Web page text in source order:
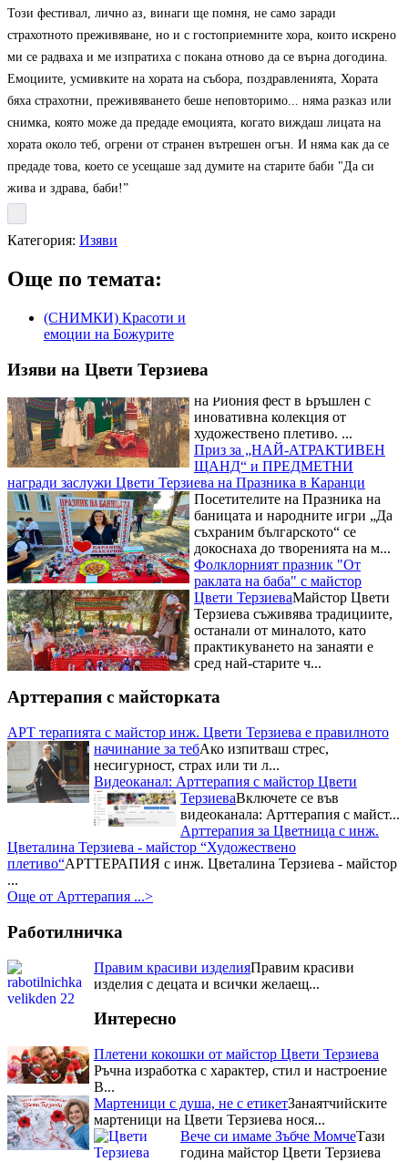
Този фестивал, лично аз, винаги ще помня, не само заради
страхотното преживяване, но и с гостоприемните хора, които искрено
ми се радваха и ме изпратиха с покана отново да се върна догодина.
Емоциите, усмивките на хората на събора, поздравленията, Хората
бяха страхотни, преживяването беше неповторимо... няма разказ или
снимка, която може да предаде емоцията, когато виждаш лицата на
хората около теб, огрени от странен вътрешен огън. И няма как да се
предаде това, което се усещаше зад думите на старите баби "Да си
жива и здрава, баби!”
Категория: Изяви
Още по темата:
(СНИМКИ) Красоти и
емоции на Божурите
Изяви на Цвети Терзиева
Магията на занаята оживя в детската работилница на майстор
Бръшлен в сцена на художественото плетиво
иновативна колекция от
Приз за „НАЙ-АТРАКТИВЕН
ЩАНД“ и ПРЕДМЕТНИ
награди заслужи Цвети Терзиева на Празника в Каранци
Посетителите на Празника на
баницата и народните игри „Да
съхраним българското“ се
докоснаха до творенията на м...
Фолклорният празник "От
раклата на баба" с майстор
Цвети ТерзиеваМайстор Цвети
Терзиева съживява традициите,
останали от миналото, като
практикуването на занаяти е
сред най-старите ч...
Рибните изкушения на
Фестивала на рибената чорба на
майстор Цвети Терзиева
плетивата Цвети Терзиева е
всякакви вкусове и рецепти. Тя
бе н...
Националният събор на овцевъдите в България и майстор
Цвети ТерзиеваЗапомнящо се
преживявание с майстор Цвети
Терзиева за почитателите на
народния бит, творчество и
култура, осигуряващо...
Три отличия взе Цвети Терзиева
от Празника на захарната метла и маджуна
Нейна е наградата
конкурс – "Ястия от чесън" за
майстор Цвети Терзиева
"Ястия от чесън" на Пра...
Приз за най-красив щанд за
национален „Фестивал на ореха”Журито в състав -
финалистите от Hell`s Kitchen и
гостите на празника останаха
изумени от „Селския сладък
Арттерапия с майсторката
АРТ терапията с майстор инж. Цвети Терзиева е правилното
начинание за тебАко изпитваш стрес,
несигурност, страх или ти л...
Видеоканал: Арттерапия с майстор Цвети
ТерзиеваВключете се във
видеоканала: Арттерапия с майст...
Арттерапия за Цветница с инж.
Цветалина Терзиева - майстор “Художествено
плетиво“АРТТЕРАПИЯ с инж. Цветалина Терзиева - майстор
...
Още от Арттерапия ...>
Работилничка
Правим красиви изделияПравим красиви
изделия с децата и всички желаещ...
Интересно
Плетени кокошки от майстор Цвети Терзиева
Ръчна изработка с характер, стил и настроение
В...
Мартеници с душа, не с етикетЗанаятчийските
мартеници на Цвети Терзиева нося...
Вече си имаме Зъбче МомчеТази
година майстор Цвети Терзиева